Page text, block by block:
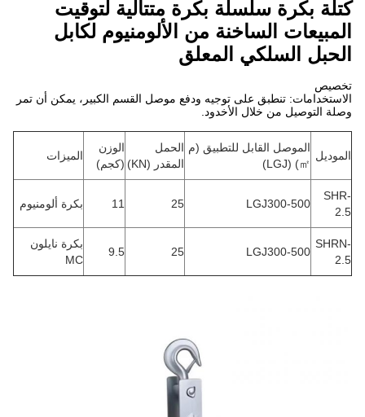
كتلة بكرة سلسلة بكرة متتالية لتوقيت
المبيعات الساخنة من الألومنيوم لكابل
الحبل السلكي المعلق
تخصيص
الاستخدامات: تنطبق على توجيه ودفع موصل القسم الكبير، يمكن أن تمر
وصلة التوصيل من خلال الأخدود.
الموديل
الموصل القابل للتطبيق (م
㎡) (LGJ)
الحمل
المقدر (KN)
الوزن
(كجم)
الميزات
SHR-
2.5
LGJ300-500
25
11 بكرة ألومنيوم
SHRN-
2.5
LGJ300-500
25
9.5
بكرة نايلون
MC